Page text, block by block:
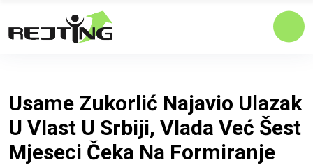
Usame Zukorlić Najavio Ulazak
U Vlast U Srbiji, Vlada Već Šest
Mjeseci Čeka Na Formiranje